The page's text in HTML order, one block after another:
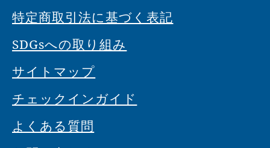
特定商取引法に基づく表記
SDGsへの取り組み
サイトマップ
チェックインガイド
よくある質問